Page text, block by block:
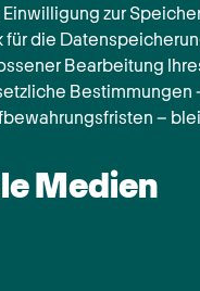
zur
die
Bearbeitung
Bestimmungen
–
Medien